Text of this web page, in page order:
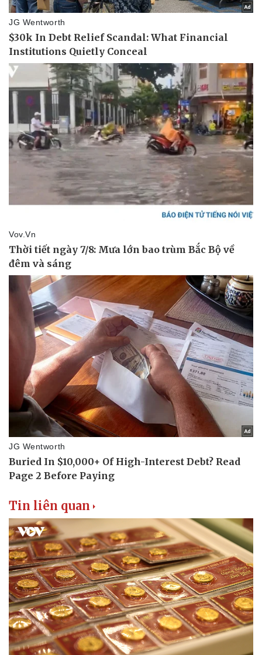
Thể thao
Lịch thi đấu bóng đá
Thế giới thể thao
eSports
Hậu trường
Ô tô - Xe máy
Ô tô
Xe máy
Tin liên quan